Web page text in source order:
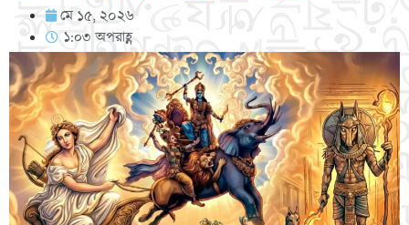
মে ১৫, ২০২৬
১:০৩ অপরাহ্ণ